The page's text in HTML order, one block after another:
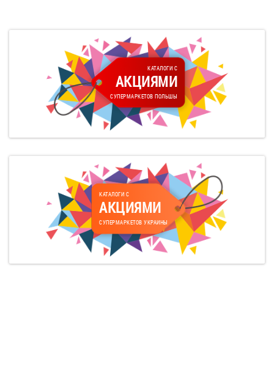
КАТАЛОГИ С
АКЦИЯМИ
СУПЕРМАРКЕТОВ ПОЛЬШЫ
КАТАЛОГИ С
АКЦИЯМИ
СУПЕРМАРКЕТОВ УКРАИНЫ